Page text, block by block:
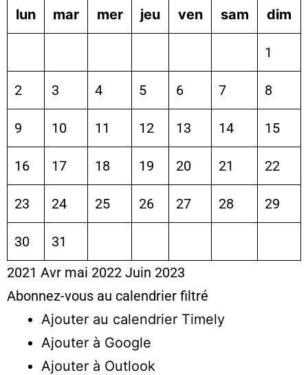
lun
mar mer jeu ven sam dim
1
2 3 4 5 6 7 8
9 10 11 12 13 14 15
16 17 18 19 20 21 22
23 24 25 26 27 28 29
30
31
2021 Avr mai 2022 Juin 2023
Abonnez-vous au calendrier filtré
Ajouter au calendrier Timely
Ajouter à Google
Ajouter à Outlook